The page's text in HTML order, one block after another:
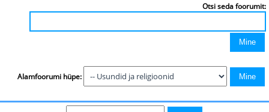
Otsi seda foorumit:
Alamfoorumi hüpe: